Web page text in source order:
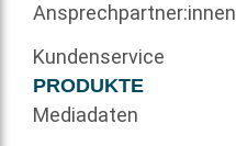
Ansprechpartner:innen
Kundenservice
PRODUKTE
Mediadaten